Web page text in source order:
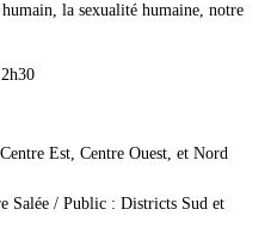
la sexualité humaine, notre
Est, Centre Ouest, et Nord
Salée / Public : Districts Sud et